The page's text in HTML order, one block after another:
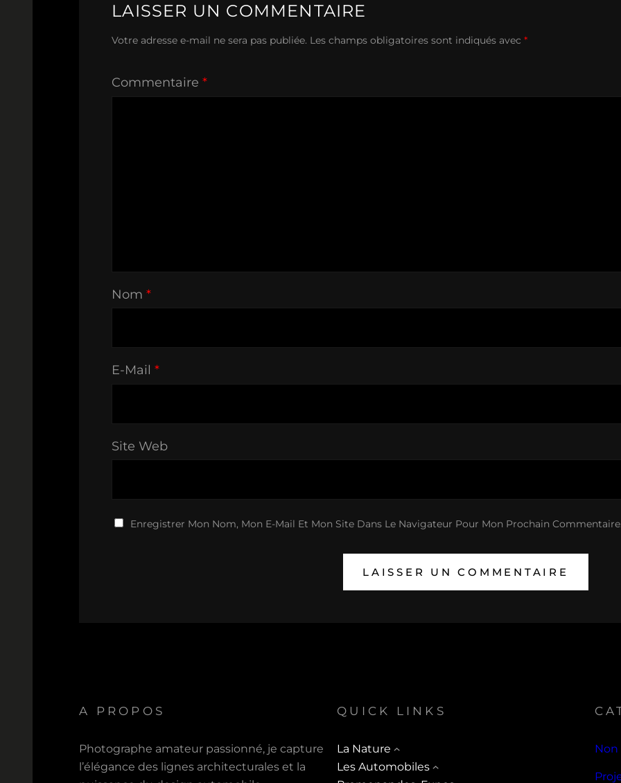
LAISSER UN COMMENTAIRE
Votre adresse e-mail ne sera pas publiée. Les champs obligatoires sont indiqués avec*
Commentaire*
Nom*
E-Mail*
Site Web
Enregistrer Mon Nom, Mon E-Mail Et Mon Site Dans Le Navigateur Pour Mon Prochain Commentaire.
A PROPOS
Photographe amateur passionné, je capture
l’élégance des lignes architecturales et la
QUICK LINKS
La Nature
Les Automobiles
Non